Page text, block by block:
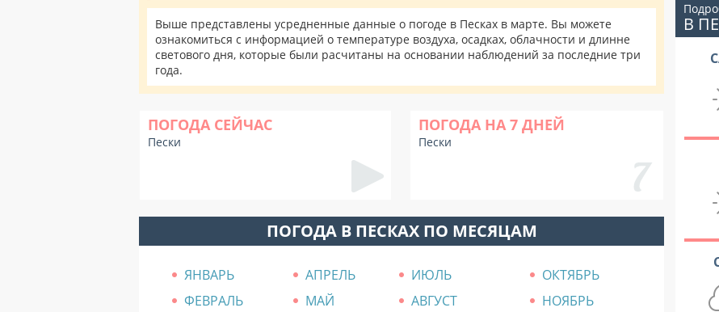
Выше представлены усредненные данные о погоде в Песках в марте. Вы можете
ознакомиться с информацией о температуре воздуха, осадках, облачности и длинне
светового дня, которые были расчитаны на основании наблюдений за последние три
года.
ПОГОДА СЕЙЧАС
Пески
ПОГОДА НА 7 ДНЕЙ
Пески
ПОГОДА В ПЕСКАХ ПО МЕСЯЦАМ
ЯНВАРЬ АПРЕЛЬ ИЮЛЬ
ОКТЯБРЬ
ФЕВРАЛЬ
МАЙ АВГУСТ
НОЯБРЬ
В